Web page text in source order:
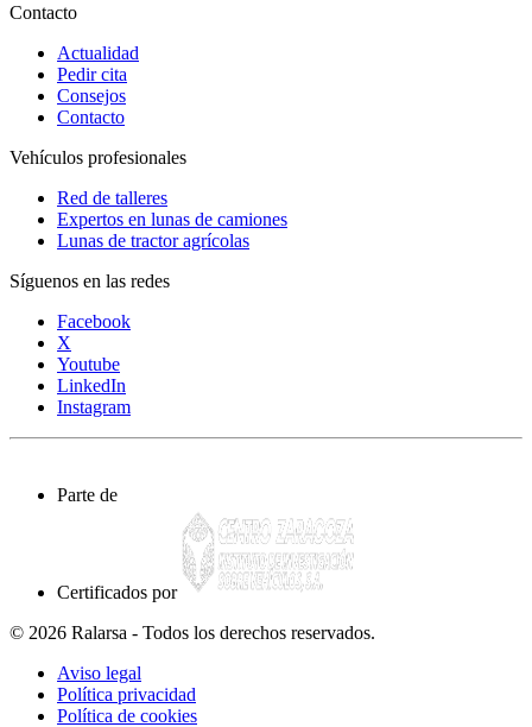
Contacto
Actualidad
Pedir cita
Consejos
Contacto
Vehículos profesionales
Red de talleres
Expertos en lunas de camiones
Lunas de tractor agrícolas
Síguenos en las redes
Facebook
X
Youtube
LinkedIn
Instagram
Parte de
Certificados por
© 2026 Ralarsa - Todos los derechos reservados.
Aviso legal
Política privacidad
Política de cookies